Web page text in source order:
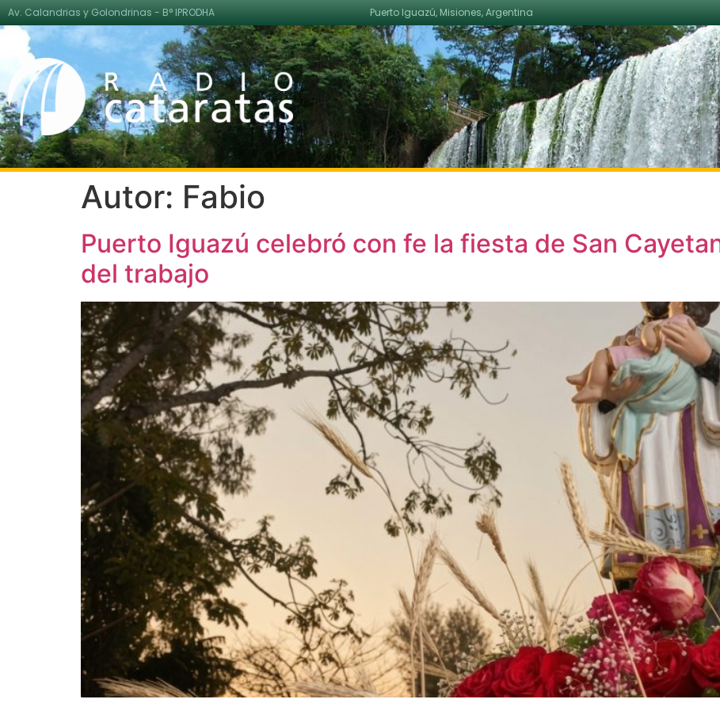
Av. Calandrias y Golondrinas - B° IPRODHA Puerto Iguazú, Misiones, Argentina
Autor: Fabio
Puerto Iguazú celebró con fe la fiesta de San
del trabajo